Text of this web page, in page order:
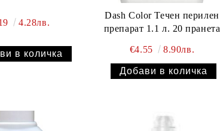
4.28лв.
Dash Color Течен перилен
препарат 1.1 л. 20 пранета
€4.55 8.90лв.